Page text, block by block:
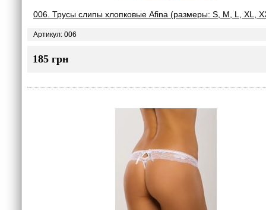
006. Трусы слипы хлопковые Afina (размеры: S, M, L, XL,
Артикул: 006
185 грн